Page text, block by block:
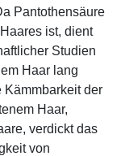
Pantothensäure
ist, dient
Studien
Haar lang
Kämmbarkeit der
Haar,
verdickt das
von